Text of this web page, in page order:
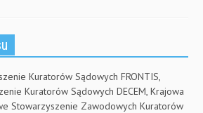
Kuratorów Sądowych FRONTIS,
Kuratorów Sądowych DECEM, Krajowa
Stowarzyszenie Zawodowych Kuratorów